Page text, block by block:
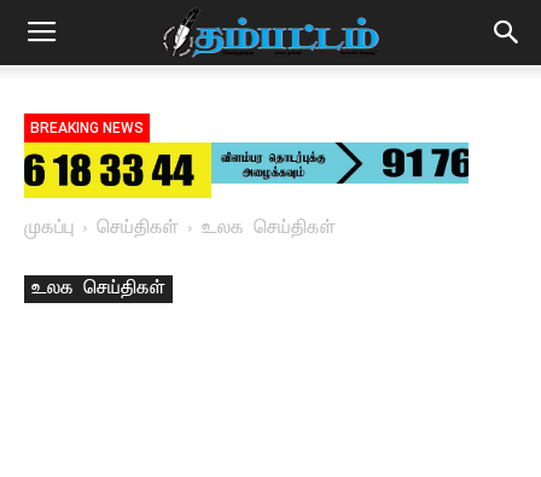
BREAKING NEWS
முகப்பு செய்திகள் உலக செய்திகள்
உலக செய்திகள்